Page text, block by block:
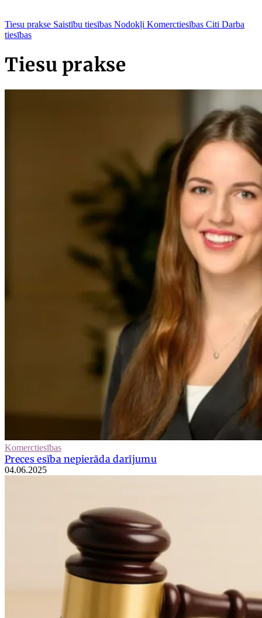
Tiesu prakse Saistību tiesības Nodokļi Komerctiesības Citi Darba
tiesības
Tiesu prakse
Komerctiesības
Preces esība nepierāda darījumu
04.06.2025